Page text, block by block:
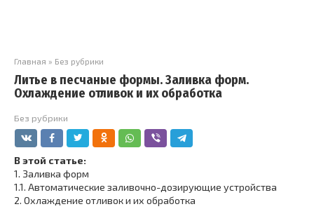
Главная » Без рубрики
Литье в песчаные формы. Заливка форм.
Охлаждение отливок и их обработка
Без рубрики
В этой статье:
1. Заливка форм
1.1. Автоматические заливочно-дозирующие устройства
2. Охлаждение отливок и их обработка